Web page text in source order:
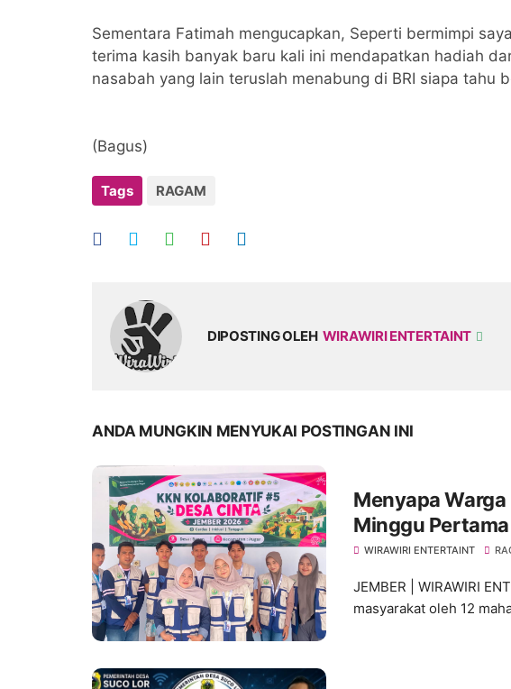
Sementara Fatimah mengucapkan, Seperti bermimpi
terima kasih banyak baru kali ini mendapatkan hadiah
nasabah yang lain teruslah menabung di BRI siapa tahu
(Bagus)
Tags RAGAM
DIPOSTING OLEH WIRAWIRI ENTERTAINT
ANDA MUNGKIN MENYUKAI POSTINGAN INI
Menyapa
Minggu
dalam Verval
WIRAWIRI ENTERTAINT
JEMBER | WIRAWIRI
masyarakat oleh 12